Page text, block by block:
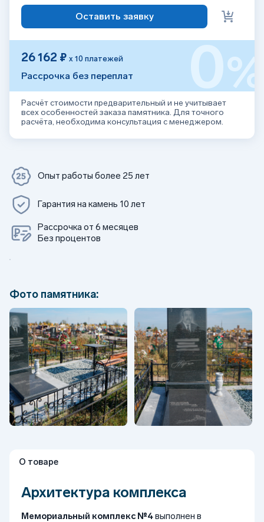
Оставить заявку
26 162 ₽ х 10 платежей
Рассрочка без переплат 0%
Расчёт стоимости предварительный и не учитывает
всех особенностей заказа памятника. Для точного
расчёта, необходима консультация с менеджером.
Опыт работы более 25 лет
Гарантия на камень 10 лет
Рассрочка от 6 месяцев
Без процентов
Фото памятника:
О товаре
Архитектура комплекса
Мемориальный комплекс №4выполнен в